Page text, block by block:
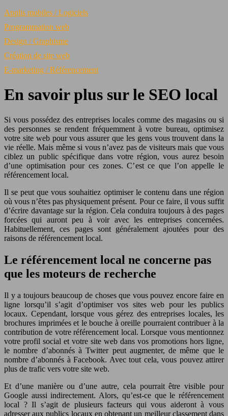
Applis mobiles / Logiciels
Programmation web
Design / Graphisme
Création de site web
E-marketing / Référencement
En savoir plus sur le SEO local
Si vous possédez des entreprises locales comme des magasins ou si
des personnes se rendent fréquemment à votre bureau, optimisez
votre site web pour vous assurer que les gens vous trouvent dans la
vie réelle. Mais même si vous n’avez pas de visiteurs mais que vous
ciblez un public spécifique dans votre région, vous aurez besoin
d’une optimisation pour ces zones. C’est ce que l’on appelle le
référencement local.
Il se peut que vous souhaitiez optimiser le contenu dans une région
où vous n’êtes pas physiquement présent. Pour ce faire, il vous suffit
d’écrire davantage sur la région. Cela conduira toujours à des pages
forcées qui auront peu à voir avec les entreprises concernées.
Habituellement, ces pages sont généralement ajoutées pour des
raisons de référencement local.
Le référencement local ne concerne pas
que les moteurs de recherche
Il y a toujours beaucoup de choses que vous pouvez encore faire en
ligne lorsqu’il s’agit d’optimiser vos sites web pour les publics
locaux. Cependant, lorsque vous gérez des entreprises locales, les
brochures imprimées et le bouche à oreille pourraient contribuer à la
contribution de votre référencement local. Lorsque vous mentionnez
votre profil social et votre site web dans vos promotions hors ligne,
le nombre d’abonnés à Twitter peut augmenter, de même que le
nombre d’abonnés à Facebook. Avec tout cela, vous pouvez attirer
plus de trafic vers votre site web.
Et d’une manière ou d’une autre, cela pourrait être visible pour
Google aussi indirectement. Alors, qu’est-ce que le référencement
local ? Il s’agit de plusieurs facteurs qui vous aideront à vous
adresser aux publics locaux en obtenant un meilleur classement dans